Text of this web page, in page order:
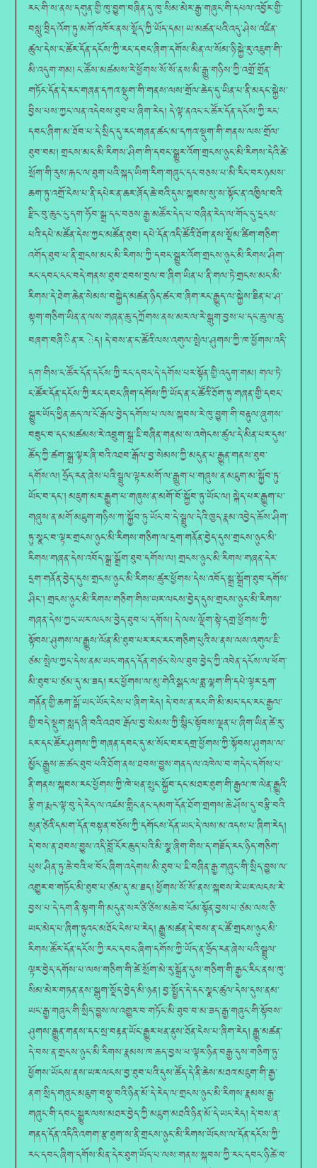
རང་གི་ས་ནས་དགུན་གྱི་ཁུ་བྱུག་བཞིན་དུ་ཁུ་སིམ་མེར་རྒྱ་གཞུང་གི་དཔལ་འབྱོར་གྱི་
བསླུ་བྲིད་འོག་ཏུ་མགོ་འཁོར་ནས་སྡོད་ཀྱི་ཡོད་དམ། ཡ་མཚན་པའི་འདུ་ཤེས་འཛིན་
ཚུལ་དེས་ང་ཚོར་དོན་དངོས་ཀྱི་རང་དབང་ཞིག་དགོས་མིན་ལ་སོམ་ཉི་སྐྱེ་རུ་འཇུག་གི་
མི་འདུག་གམ། ང་ཚོས་མཚམས་རེ་ཕྱོགས་སོ་སོ་ནས་མི་རྒྱུ་གཉིས་ཀྱི་འགྲོ་གྲོན་
གཏོང་དོན་དེ་རང་གཞན་དཀའ་སྡུག་གི་གནས་ལས་གྲོལ་ཆེད་དུ་ཡིན་པ་ནི་མདང་སྐྱེས་
བྱིས་པས་ཀྱང་ལན་འདེབས་ཐུབ་པ་ཞིག་རེད། དེ་ལྟ་ནའང་ང་ཚོར་དོན་དངོས་ཀྱི་རང་
དབང་ཞིག་མ་ཐོབ་པ་དེ་སྲིད་དུ་རང་གཞན་ཚང་མ་དཀའ་སྡུག་གི་གནས་ལས་གྲོལ་
ཐུབ་བམ། གྲངས་མང་མི་རིགས་ཤིག་གི་དབང་སྒྱུར་འོག་གྲངས་ཉུང་མི་རིགས་དེའི་ཚེ་
སྲོག་གི་རུས་རྐང་ལ་ཐུག་པའི་སྐད་ཡིག་རིག་གཞུང་དང་བཅས་པ་མི་རིང་བར་ཉམས་
ཆག་ཏུ་འགྲོ་ངེས་པ་ནི་དཔེར་ན་ཆར་ཞོད་ཆེ་བའི་དུས་སྐབས་སུ་ས་སྟོང་ན་འཁྱིལ་བའི་
རྫིང་བུ་ཆུང་ངུ་དག་ཧོབ་སྒྲ་དང་བཅས་རྒྱ་མཚོར་དེད་པ་བཞིན་རེད་ལ་གོང་དུ་དྲངས་
པའི་དཔེ་མཚོན་དེས་ཀྱང་མཚོན་ཐུབ། དཔེ་དོན་འདི་ཚོའི་ཐོག་ནས་སྡོམ་ཚིག་གཅིག་
འགོད་ཐུབ་པ་ནི་གྲངས་མང་མི་རིགས་ཀྱི་དབང་སྒྱུར་འོག་གྲངས་ཉུང་མི་རིགས་ཤིག་
རང་དབང་ངང་བདེ་གནས་ཐུབ་ཐབས་བྲལ་བ་ཞིག་ཡིན་པ་ནི་གལ་ཏེ་གྲངས་མང་མི་
རིགས་དེ་ཐེག་ཆེན་སེམས་བསྐྱེད་མཚན་ཉིད་ཚང་བ་ཞིག་རང་རྒྱུད་ལ་སྐྱེས་ཟིན་པ་ཤ་
སྟག་གཅིག་ཡིན་ན་ལས་གཞན་ཆུ་དཀྲོགས་ནས་མར་ལ་རེ་སྒུག་བྱས་པ་དང་ཆུ་ལ་ཆུ་
བཞག་བཞིིན་ར ེད། དེ་བས་ན་ང་ཚོའི་ལས་འགུལ་སྤེལ་ཤུགས་ཀྱི་ཁ་ཕྱོགས་འདི་
དག་གིས་ང་ཚོར་དོན་དངོས་ཀྱི་རང་དབང་དེ་དགོས་པར་སྟོན་གྱི་འདུག་གམ། གལ་ཏེ་
ང་ཚོར་དོན་དངོས་ཀྱི་རང་དབང་ཞིག་དགོས་ཀྱི་ཡོད་ན་ང་ཚོའི་ཐོག་ཏུ་གཞན་གྱི་དབང་
སྒྱུར་ཡོད་ཕྱིན་ཆད་ལ་ངོ་རྒོལ་བྱེད་དགོས་པ་ལས་སྐབས་རེ་ཁུ་བྱུག་གི་བརྟུལ་ཞུགས་
བཟུང་བ་དང་མཚམས་རེ་འབྲུག་སྒྲ་ཇི་བཞིན་གནམ་ས་འགེངས་ཚུལ་དེ་མིན་པར་དུས་
ཚོད་ཀྱི་ཚག་སྒྲ་ལྟར་ཞི་བའི་འཐབ་རྒོལ་བྱ་སེམས་ཀྱི་མདུན་པ་རྒྱུན་གནས་ཐུབ་
དགོས་ལ། ཧྲོད་རན་ཞེས་པའི་སྦྲུལ་ལྟར་མགོ་ལ་རྒྱུག་པ་གཞུས་ན་མཇུག་མ་སྐྱོབ་ཏུ་
ཡོང་བ་དང་། མཇུག་མར་རྒྱུག་པ་གཞུས་ན་མགོ་བོ་སྐྱོབ་ཏུ་ཡོང་ལ། སྐེད་པར་རྒྱུག་པ་
གཞུས་ན་མགོ་མཇུག་གཉིས་ཀ་སྐྱོབ་ཏུ་ཡོང་བ་དེ་སྦྲུལ་དེའི་ཁྱད་རྣམ་འབྱེད་ཆོས་ཤིག་
ཏུ་སྣང་བ་ལྟར་གྲངས་ཉུང་མི་རིགས་གཅིག་ལ་དྲག་གནོན་བྱེད་དུས་གྲངས་ཉུང་མི་
རིགས་གཞན་དེས་འབོད་སྒྲ་སྒྲོག་ཐུབ་དགོས་ལ། གྲངས་ཉུང་མི་རིགས་གཞན་དེར་
དྲག་གནོན་བྱེད་དུས་གྲངས་ཉུང་མི་རིགས་ཚུར་ཕྱོགས་དེས་འབོད་སྒྲ་སྒྲོག་ཐུབ་དགོས་
ཤིང་། གྲངས་ཉུང་མི་རིགས་གཅིག་གིས་ཡར་ལངས་བྱེད་དུས་གྲངས་ཉུང་མི་རིགས་
གཞན་དེས་ཀྱང་ཡར་ལངས་བྱེད་ཐུབ་པ་དགོས། དེ་ལས་ལྡོག་སྟེ་དགྲ་ཕྱོགས་ཀྱི་
སྟོབས་ཤུགས་ལ་རྒྱུས་ལོན་མི་ཐུབ་པར་རང་རང་གཅིག་པུའི་ས་ནས་ལས་འགུལ་ཇི་
ཙམ་སྤེལ་ཀྱང་དེས་ནམ་ཡང་གནད་དོན་གཙང་སེལ་ཐུབ་བྱེད་ཀྱི་འབེན་དངོས་ལ་ཕོག་
མི་ཐུབ་པ་ཙམ་དུ་མ་ཟད། རང་ཕྱོགས་ལ་མུ་གེའི་སྒང་ལ་ཟླ་ལྷག་གི་དཔེ་ལྟར་དྲག་
གནོན་གྱི་ཆག་སྒོ་ཡང་ཡོང་ངེས་པ་ཞིག་རེད། དེ་བས་ན་རང་གི་མི་མང་དང་རང་རྒྱལ་
གྱི་བདེ་སྡུག་སླད་ཞི་བའི་འཐབ་རྒོལ་བྱ་སེམས་ཀྱི་སྙིང་སྟོབས་ལྡན་པ་ཞིག་ཡིན་ཚེ་རུ་
ངར་དང་ཚོར་ཤུགས་ཀྱི་གཞན་དབང་དུ་མ་སོང་བར་དགྲ་ཕྱོགས་ཀྱི་སྟོབས་ཤུགས་ལ་
མྱོང་རྒྱུས་ཆ་ཚང་ཐུབ་པའི་ཐོག་ནས་ཐབས་བྱུས་གནད་ལ་འཁེལ་བ་གདེང་དགོས་པ་
ནི་གནས་སྐབས་རང་ཕྱོགས་ཀྱི་ཁེ་ཕན་སྲུང་སྐྱོབ་དང་མཐར་ཐུག་གི་རྒྱལ་ཁ་ལེན་རྒྱུའི་
རྩི ག་རྨང་ལྟ་བུ་དེ་རེད་ལ་འཛམ་གླིང་ནང་དམག་དོན་ཐོག་གྲགས་ཆེ་ཤོས་དུ་བརྩི་བའི་
སུན་ཙེའི་དམག་དོན་བསྟན་བཅོས་ཀྱི་དགོངས་དོན་ཡང་དེ་ལས་མ་འདས་པ་ཞིག་རེད།
དེ་བས་ན་ཐབས་བྱུས་འདི་བློ་ངོར་ཆུད་པའི་མི་སྣ་ཞིག་གིས་ད་གཟོད་རང་ཉིད་གཅིག་
པུས་ཤིན་ཏུ་ཆེ་བའི་ཕ་བོང་ཞིག་འདེགས་མི་ཐུབ་པ་ཇི་བཞིན་རྒྱ་གཞུང་གི་སྲིད་བྱུས་ལ་
འགྱུར་བ་གཏོང་མི་ཐུབ་པ་ཙམ་དུ་མ་ཟད། ཕྱོགས་སོ་སོ་ནས་སྐབས་རེ་ཡར་ལངས་རེ་
བྱས་པ་དེ་དག་ནི་སྟག་གི་མདུན་སར་ཙི་ཙིས་མཆེ་བ་ངོམ་སྟོན་བྱས་པ་ཙམ་ལས་ཅི་
ཡང་མེད་པ་ཞིག་ཏུའང་མཐོང་ངེས་པ་རེད། རྒྱུ་མཚན་དེ་བས་ན་ང་ཚོ་གྲངས་ཉུང་མི་
རིགས་ཚོར་དོན་དངོས་ཀྱི་རང་དབང་ཞིག་དགོས་ཀྱི་ཡོད་ན་ཧྲོད་རན་ཞེས་པའི་སྦྲུལ་
ལྟར་བྱེད་དགོས་པ་ལས་གཅིག་གི་ཚེ་སྲོག་མེ་རུ་སྒྲོན་དུས་གཅིག་གི་རྒྱང་རིང་ནས་ཁུ་
སིམ་མེར་གཏན་ནས་སྒུག་སྡོད་བྱེད་མི་ཉན། བྱ་སྤྱོད་དེ་དང་སྣང་ཚུལ་དེས་དུས་ནམ་
ཡང་རྒྱ་གཞུང་གི་སྲིད་བྱུས་ལ་འགྱུར་བ་གཏོང་མི་ཐུབ་བ་མ་ཟད་རྒྱ་གཞུང་གི་སྟོབས་
ཤུགས་རྒྱུན་གནས་དང་སྲ་བརྟན་ཡོང་རྒྱུར་ཕན་ནུས་ཐོན་ངེས་པ་ཞིག་རེད། རྒྱུ་མཚན་
དེ་བས་ན་གྲངས་ཉུང་མི་རིགས་རྣམས་ཁ་ཆད་བྱས་པ་ལྟར་ཉིན་བརྒྱ་དུས་གཅིག་ཏུ་
ཕྱོགས་ཡོངས་ནས་ཡར་ལངས་བྱ་ཐུབ་པའི་དུས་ཚོད་དེ་ནི་ཆེས་མཐའ་མཇུག་གི་རྒྱ་
ནག་སྲིད་གཞུང་མཇུག་བསྡུ་བའི་ཉིན་མོ་དེ་རེད་ལ་གྲངས་ཉུང་མི་རིགས་རྣམས་རྒྱ་
གཞུང་གི་དབང་སྒྱུར་ལས་མཐར་བྱེད་ཀྱི་མཇུག་མཐའི་ཉིན་མོ་དེ་ཡང་རེད། དེ་བས་ན་
གནད་དོན་འདིའི་འགག་རྩ་ཐུག་ས་ནི་གྲངས་ཉུང་མི་རིགས་ཡོངས་ལ་དོན་དངོས་ཀྱི་
རང་དབང་ཞིག་དགོས་མིན་དེར་ཐུག་ཡོད་པ་ལས་གནས་སྐབས་ཀྱི་རང་དབང་ཉི་ཚེ་བ་